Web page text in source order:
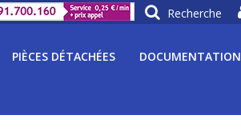
PIÈCES DÉTACHÉES DOCUMENTATION
Recherche